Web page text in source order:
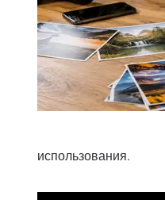
использования.